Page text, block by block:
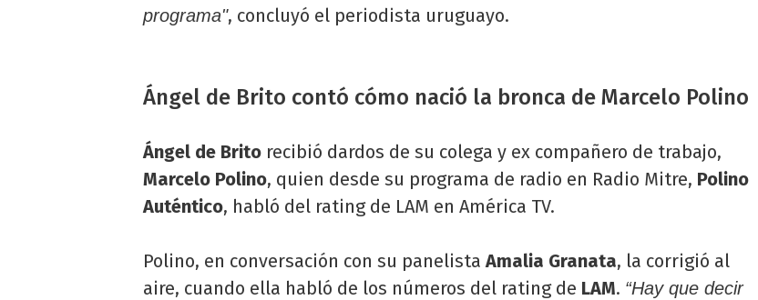
programa", concluyó el periodista uruguayo.
Ángel de Brito contó cómo nació la bronca de Marcelo Polino
Ángel de Brito recibió dardos de su colega y ex compañero de trabajo,
Marcelo Polino, quien desde su programa de radio en Radio Mitre, Polino
Auténtico, habló del rating de LAM en América TV.
Polino, en conversación con su panelistaAmalia Granata, la corrigió al
aire, cuando ella habló de los números del rating de LAM. “Hay que decir